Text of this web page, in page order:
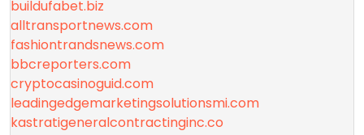
buildufabet.biz
alltransportnews.com
fashiontrandsnews.com
bbcreporters.com
cryptocasinoguid.com
leadingedgemarketingsolutionsmi.com
kastratigeneralcontractinginc.co